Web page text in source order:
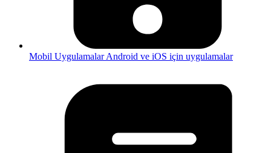
Mobil UygulamalarAndroid ve iOS için uygulamalar